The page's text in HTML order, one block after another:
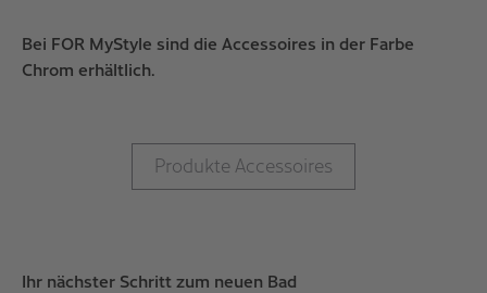
Bei FOR MyStyle sind die Accessoires in der Farbe
Chrom erhältlich.
Produkte Accessoires
Ihr nächster Schritt zum neuen Bad